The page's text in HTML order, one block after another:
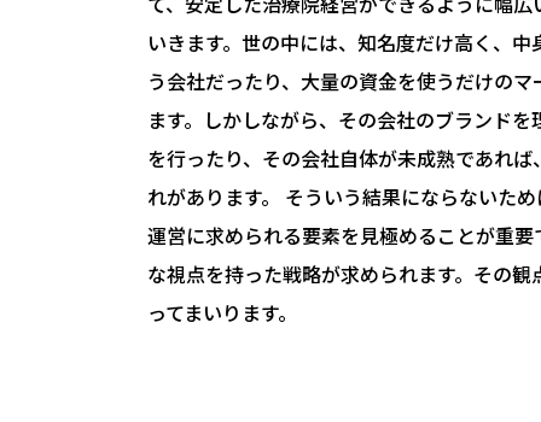
いきます。世の中には、知名度だけ高く、
う会社だったり、大量の資金を使うだけの
ます。しかしながら、その会社のブランド
を行ったり、その会社自体が未成熟であれ
れがあります。 そういう結果にならないた
運営に求められる要素を見極めることが重
な視点を持った戦略が求められます。その
ってまいります。